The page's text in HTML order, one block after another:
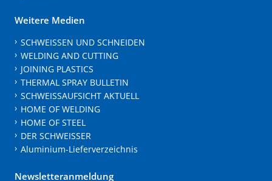
Weitere Medien
SCHWEISSEN UND SCHNEIDEN
WELDING AND CUTTING
JOINING PLASTICS
THERMAL SPRAY BULLETIN
SCHWEISSAUFSICHT AKTUELL
HOME OF WELDING
HOME OF STEEL
DER SCHWEISSER
Aluminium-Lieferverzeichnis
Newsletteranmeldung